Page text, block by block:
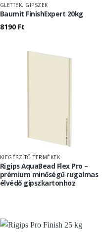
GLETTEK, GIPSZEK
Baumit FinishExpert 20kg
8190 Ft
KIEGÉSZÍTŐ TERMÉKEK
Rigips AquaBead Flex Pro –
prémium minőségű rugalmas
élvédő gipszkartonhoz